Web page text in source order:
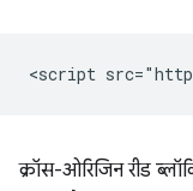
क्रॉस-ओरिजिन रीड